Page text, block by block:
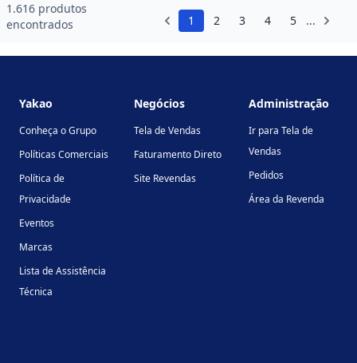
1.616 produtos
encontrados
1 2 3 4 5 ...
Yakao
Conheça o Grupo
Políticas Comerciais
Política de
Privacidade
Eventos
Marcas
Lista de Assistência
Técnica
Negócios
Tela de Vendas
Faturamento Direto
Site Revendas
Administração
Ir para Tela de
Vendas
Pedidos
Área da Revenda